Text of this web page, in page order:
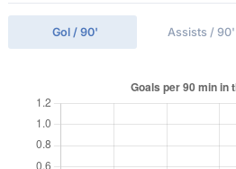
Gol / 90' Assists / 90'